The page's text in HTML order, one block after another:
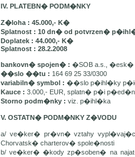
IV. PLATEBN� PODM�NKY
Z�loha : 45.000,- K�
Splatnost : 10 dn� od potvrzen�
Doplatek : 44.000,- K�
Splatnost : 28.2.2008
bankovn� spojen� : �SOB a.s., �esk�
��slo ��tu : 164 69 25 33/0300
variabiln� symbol : ��slo p�ihl�ky
Kauce : 3.000,- EUR, splatn� p�i
Storno podm�nky : viz. p�ihl�ka
V. OSTATN� PODM�NKY Z�VODU
a/ ve�ker� pr�vn� vztahy
Chorvatsk� charterov� spole�nosti
b/ ve�ker� �kody zp�soben� na